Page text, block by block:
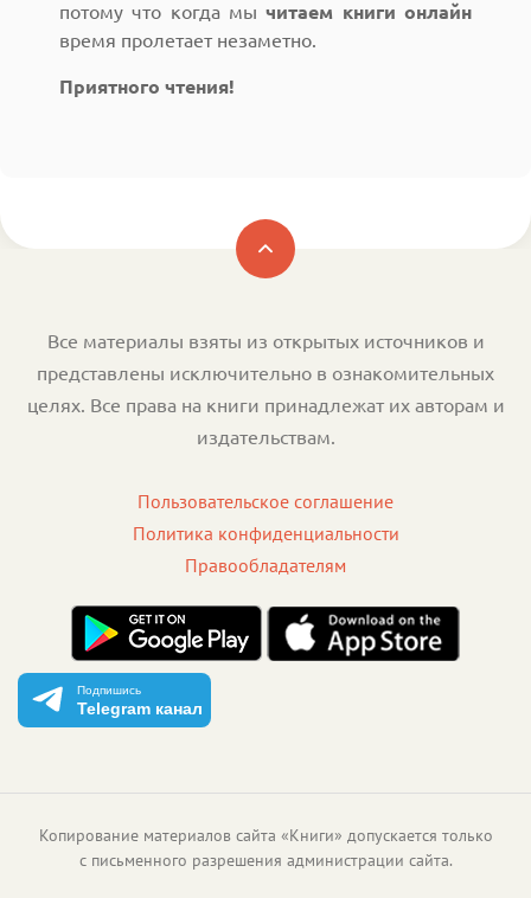
потому что когда мы читаем книги онлайн
время пролетает незаметно.
Приятного чтения!
Все материалы взяты из открытых источников и
представлены исключительно в ознакомительных
целях. Все права на книги принадлежат их авторам и
издательствам.
Пользовательское соглашение
Политика конфиденциальности
Правообладателям
Подпишись
Telegram канал
Копирование материалов сайта «Книги» допускается только
с письменного разрешения администрации сайта.